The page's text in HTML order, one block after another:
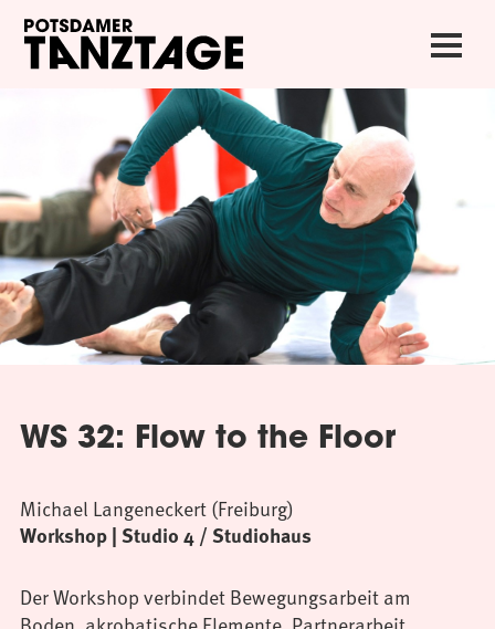
WS 32: Flow to the Floor
Michael Langeneckert (Freiburg)
Workshop | Studio 4 / Studiohaus
Der Workshop verbindet Bewegungsarbeit am